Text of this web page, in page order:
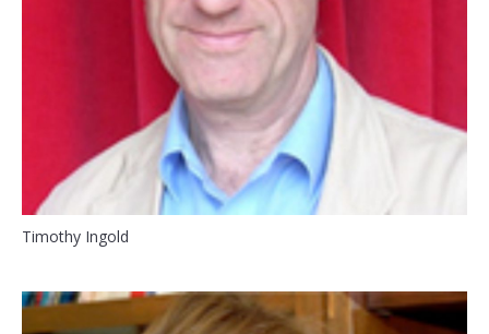
Timothy Ingold